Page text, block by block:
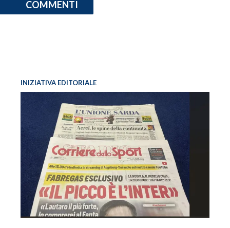
COMMENTI
INIZIATIVA EDITORIALE